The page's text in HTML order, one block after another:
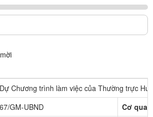
Dự Chương trình làm việc của Thường trực
67/GM-UBND
Cơ